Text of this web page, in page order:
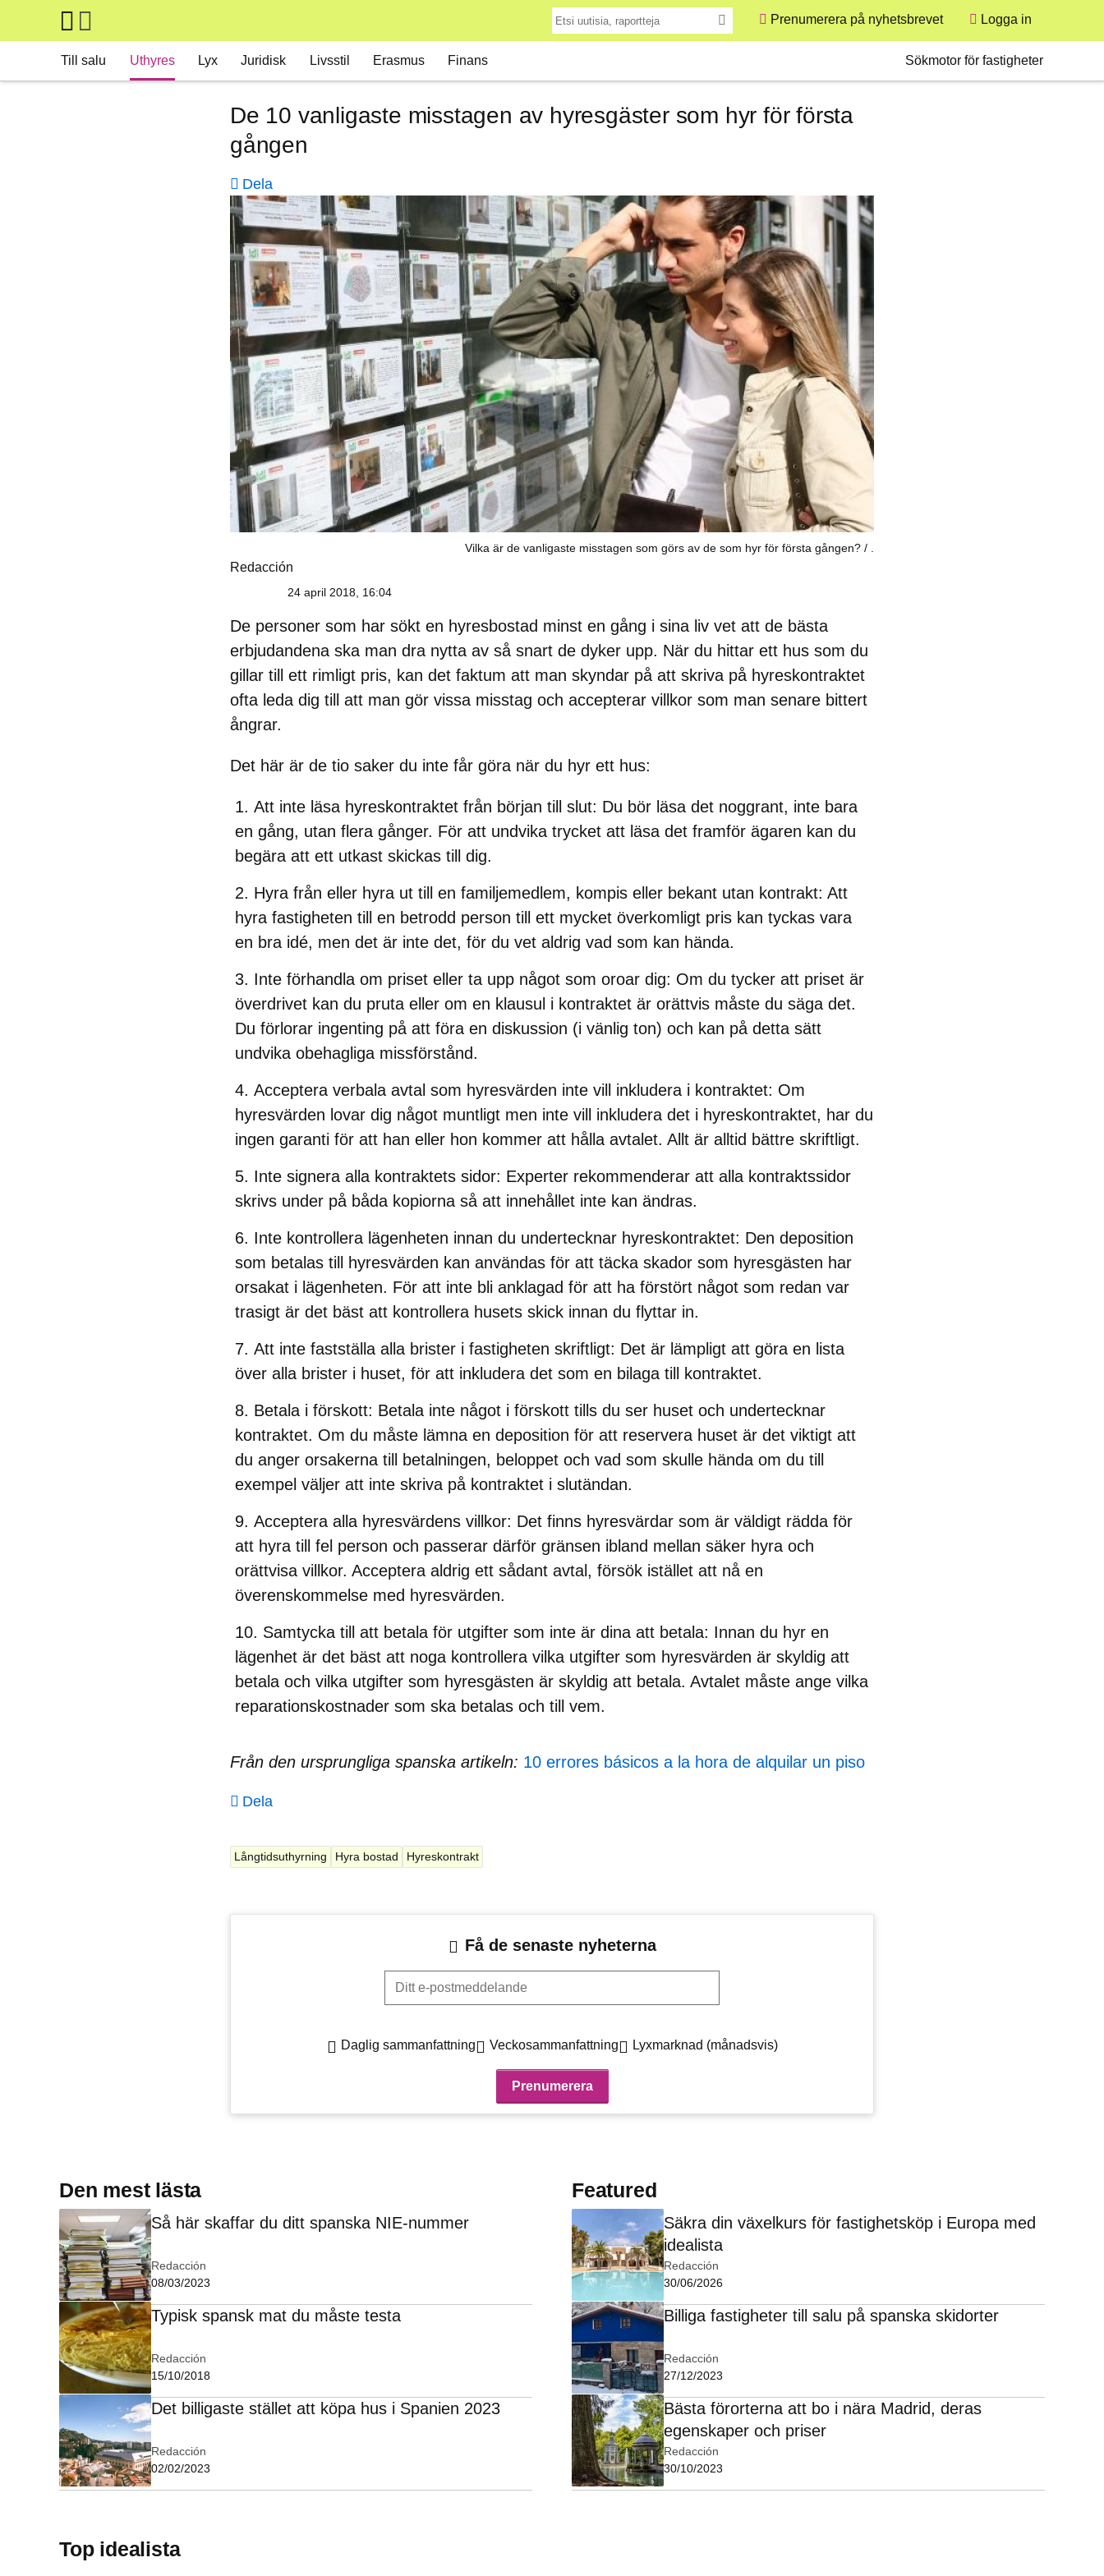
Skip to main content
Prenumerera på nyhetsbrevet
User
Logga in
Till salu Uthyres Lyx Juridisk Livsstil Erasmus Finans Sökmotor för fastigheter
De 10 vanligaste misstagen av hyresgäster som hyr för första
gången
Dela
Vilka är de vanligaste misstagen som görs av de som hyr för första gången?
Redacción
24 april 2018, 16:04
De personer som har sökt en hyresbostad minst en gång i sina liv vet att de bästa
erbjudandena ska man dra nytta av så snart de dyker upp. När du hittar ett hus som du
gillar till ett rimligt pris, kan det faktum att man skyndar på att skriva på hyreskontraktet
ofta leda dig till att man gör vissa misstag och accepterar villkor som man senare bittert
ångrar.
Det här är de tio saker du inte får göra när du hyr ett hus:
Att inte läsa hyreskontraktet från början till slut: Du bör läsa det noggrant, inte bara
en gång, utan flera gånger. För att undvika trycket att läsa det framför ägaren kan du
begära att ett utkast skickas till dig.
Hyra från eller hyra ut till en familjemedlem, kompis eller bekant utan kontrakt: Att
hyra fastigheten till en betrodd person till ett mycket överkomligt pris kan tyckas vara
en bra idé, men det är inte det, för du vet aldrig vad som kan hända.
Inte förhandla om priset eller ta upp något som oroar dig: Om du tycker att priset är
överdrivet kan du pruta eller om en klausul i kontraktet är orättvis måste du säga det.
Du förlorar ingenting på att föra en diskussion (i vänlig ton) och kan på detta sätt
undvika obehagliga missförstånd.
Acceptera verbala avtal som hyresvärden inte vill inkludera i kontraktet: Om
hyresvärden lovar dig något muntligt men inte vill inkludera det i hyreskontraktet, har du
ingen garanti för att han eller hon kommer att hålla avtalet. Allt är alltid bättre skriftligt.
Inte signera alla kontraktets sidor: Experter rekommenderar att alla kontraktssidor
skrivs under på båda kopiorna så att innehållet inte kan ändras.
Inte kontrollera lägenheten innan du undertecknar hyreskontraktet: Den deposition
som betalas till hyresvärden kan användas för att täcka skador som hyresgästen har
orsakat i lägenheten. För att inte bli anklagad för att ha förstört något som redan var
trasigt är det bäst att kontrollera husets skick innan du flyttar in.
Att inte fastställa alla brister i fastigheten skriftligt: Det är lämpligt att göra en lista
över alla brister i huset, för att inkludera det som en bilaga till kontraktet.
Betala i förskott: Betala inte något i förskott tills du ser huset och undertecknar
kontraktet. Om du måste lämna en deposition för att reservera huset är det viktigt att
du anger orsakerna till betalningen, beloppet och vad som skulle hända om du till
exempel väljer att inte skriva på kontraktet i slutändan.
Acceptera alla hyresvärdens villkor: Det finns hyresvärdar som är väldigt rädda för
att hyra till fel person och passerar därför gränsen ibland mellan säker hyra och
orättvisa villkor. Acceptera aldrig ett sådant avtal, försök istället att nå en
överenskommelse med hyresvärden.
Samtycka till att betala för utgifter som inte är dina att betala: Innan du hyr en
lägenhet är det bäst att noga kontrollera vilka utgifter som hyresvärden är skyldig att
betala och vilka utgifter som hyresgästen är skyldig att betala. Avtalet måste ange vilka
reparationskostnader som ska betalas och till vem.
Från den ursprungliga spanska artikeln: 10 errores básicos a la hora de alquilar un piso
Dela
Långtidsuthyrning Hyra bostad Hyreskontrakt
Få de senaste nyheterna
Ditt e-postmeddelande
Daglig sammanfattning Veckosammanfattning Lyxmarknad (månadsvis)
Den mest lästa
Så här skaffar du ditt spanska NIE-nummer
Redacción
08/03/2023
Typisk spansk mat du måste testa
Redacción
15/10/2018
Det billigaste stället att köpa hus i Spanien 2023
Redacción
02/02/2023
Featured
Säkra din växelkurs för fastighetsköp i Europa med
idealista
Redacción
30/06/2026
Billiga fastigheter till salu på spanska skidorter
Redacción
27/12/2023
Bästa förorterna att bo i nära Madrid, deras
egenskaper och priser
Redacción
30/10/2023
Top idealista